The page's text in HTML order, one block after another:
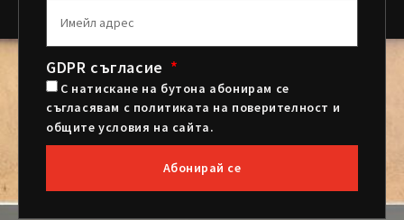
GDPR съгласие
С натискане на бутона абонирам се
съгласявам с политиката на поверителност и
общите условия на сайта.
Абонирай се